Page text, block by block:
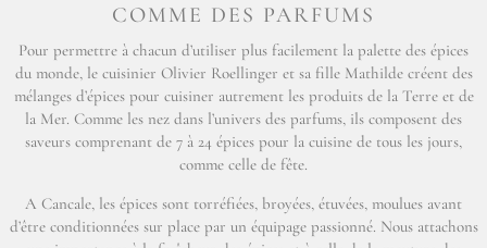
COMME DES PARFUMS
Pour permettre à chacun d’utiliser plus facilement la palette des épices
du monde, le cuisinier Olivier Roellinger et sa fille Mathilde créent des
mélanges d’épicespour cuisiner autrement les produits de la Terre et de
la Mer. Comme les nez dans l’univers des parfums, ils composent des
saveurs comprenant de 7 à 24 épices pour la cuisine de tous les jours,
comme celle de fête.
A Cancale, les épices sont torréfiées, broyées, étuvées, moulues avant
d’être conditionnées sur place par un équipage passionné. Nous attachons